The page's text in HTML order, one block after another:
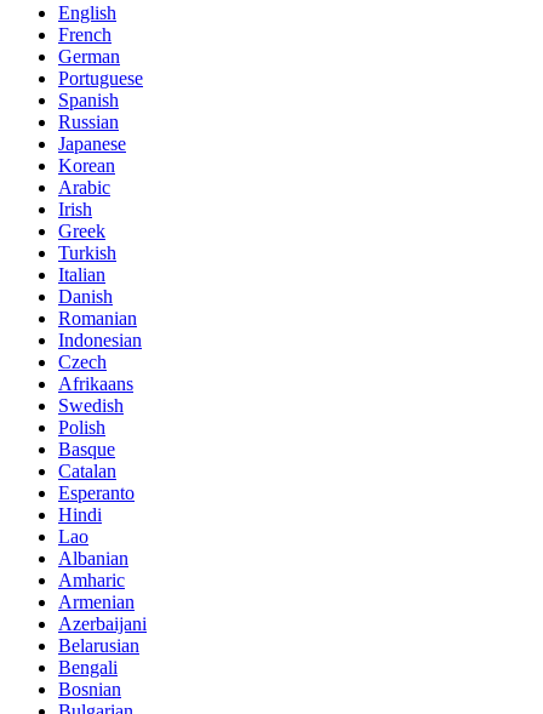
English
French
German
Portuguese
Spanish
Russian
Japanese
Korean
Arabic
Irish
Greek
Turkish
Italian
Danish
Romanian
Indonesian
Czech
Afrikaans
Swedish
Polish
Basque
Catalan
Esperanto
Hindi
Lao
Albanian
Amharic
Armenian
Azerbaijani
Belarusian
Bengali
Bosnian